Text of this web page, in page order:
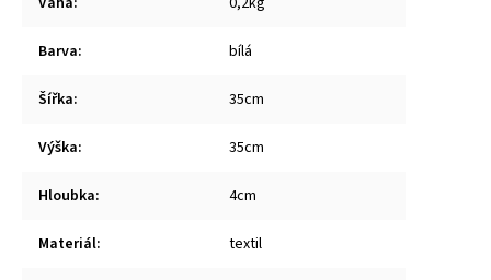
Barva: bílá
Šířka: 35cm
Výška: 35cm
Hloubka: 4cm
Materiál: textil